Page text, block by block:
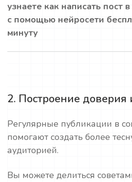
узнаете как написать пост
с помощью нейросети
минуту
2. Построение доверия
Регулярные публикации в
помогают создать более
аудиторией.
Вы можете делиться